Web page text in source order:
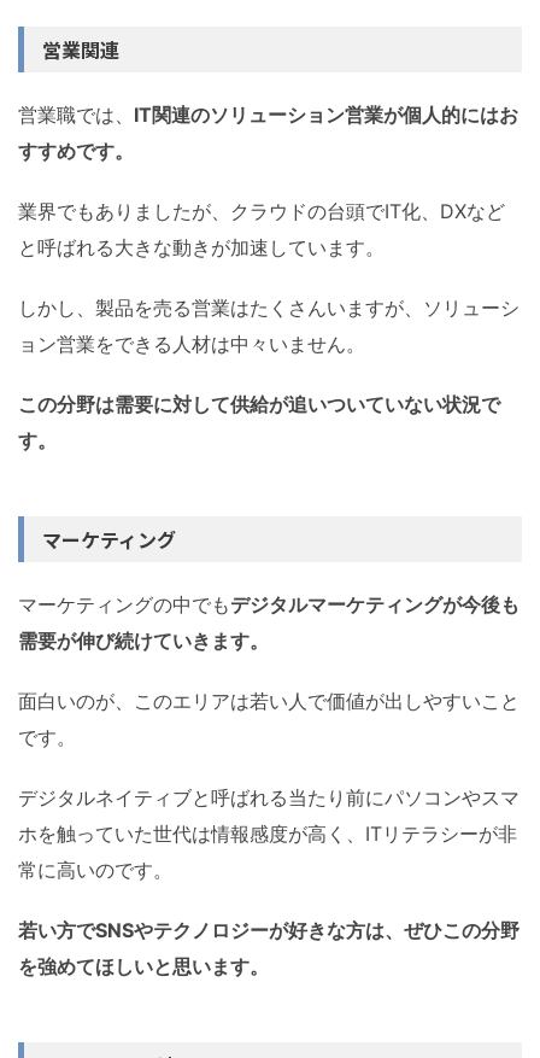
営業関連
営業職では、 IT関連のソリューション営業が個人的にはお
すすめです。
業界でもありましたが、クラウドの台頭でIT化、DXなど
と呼ばれる大きな動きが加速しています。
しかし、製品を売る営業はたくさんいますが、ソリューシ
ョン営業をできる人材は中々いません。
この分野は需要に対して供給が追いついていない状況で
す。
マーケティング
マーケティングの中でもデジタルマーケティングが今後も
需要が伸び続けていきます。
面白いのが、このエリアは若い人で価値が出しやすいこと
です。
デジタルネイティブと呼ばれる当たり前にパソコンやスマ
ホを触っていた世代は情報感度が高く、ITリテラシーが非
常に高いのです。
若い方でSNSやテクノロジーが好きな方は、ぜひこの分野
を強めてほしいと思います。